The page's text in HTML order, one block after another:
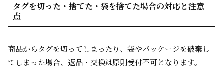
タグを切った・捨てた・袋を捨てた場合の対応と注意
点
商品からタグを切ってしまったり、袋やパッケージを破棄し
てしまった場合、返品・交換は原則受付不可となります。